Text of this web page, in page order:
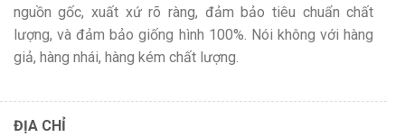
nguồn gốc, xuất xứ rõ ràng, đảm bảo tiêu chuẩn chất
lượng, và đảm bảo giống hình 100%. Nói không với hàng
giả, hàng nhái, hàng kém chất lượng.
ĐỊA CHỈ